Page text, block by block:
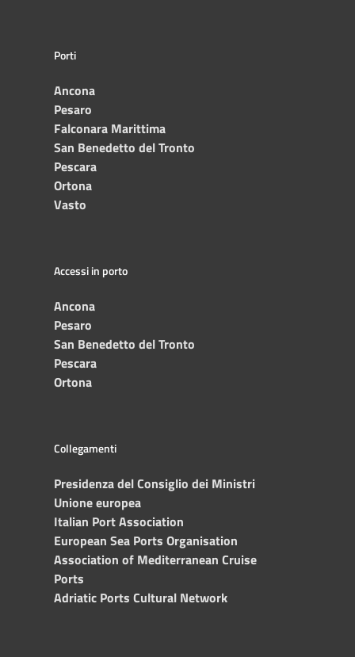
Porti
Ancona
Pesaro
Falconara Marittima
San Benedetto del Tronto
Pescara
Ortona
Vasto
Accessi in porto
Ancona
Pesaro
San Benedetto del Tronto
Pescara
Ortona
Collegamenti
Presidenza del Consiglio dei Ministri
Unione europea
Italian Port Association
European Sea Ports Organisation
Association of Mediterranean Cruise
Ports
Adriatic Ports Cultural Network